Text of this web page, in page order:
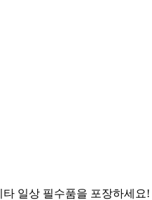
일상 필수품을 포장하세